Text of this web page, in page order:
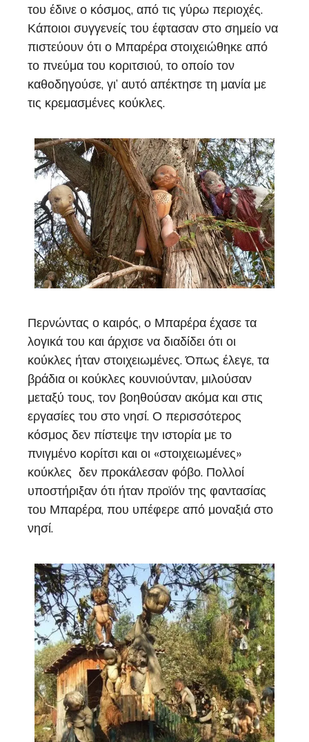
του έδινε ο κόσμος, από τις γύρω περιοχές.
Κάποιοι συγγενείς του έφτασαν στο σημείο να
πιστεύουν ότι ο Μπαρέρα στοιχειώθηκε από
το πνεύμα του κοριτσιού, το οποίο τον
καθοδηγούσε, γι’ αυτό απέκτησε τη μανία με
τις κρεμασμένες κούκλες.
Περνώντας ο καιρός, ο Μπαρέρα έχασε τα
λογικά του και άρχισε να διαδίδει ότι οι
κούκλες ήταν στοιχειωμένες. Όπως έλεγε, τα
βράδια οι κούκλες κουνιούνταν, μιλούσαν
μεταξύ τους, τον βοηθούσαν ακόμα και στις
εργασίες του στο νησί. Ο περισσότερος
κόσμος δεν πίστεψε την ιστορία με το
πνιγμένο κορίτσι και οι «στοιχειωμένες»
κούκλες δεν προκάλεσαν φόβο. Πολλοί
υποστήριξαν ότι ήταν προϊόν της φαντασίας
του Μπαρέρα, που υπέφερε από μοναξιά στο
νησί.